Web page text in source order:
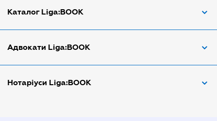
Каталог Liga:BOOK
Адвокат по ДТП
Арбітражний керуючий
Адвокати Liga:BOOK
Адвокати Дніпра
Нотаріуси Liga:BOOK